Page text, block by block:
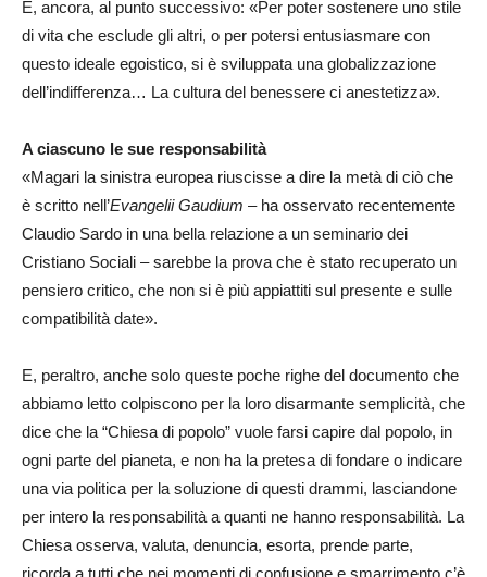
E, ancora, al punto successivo: «Per poter sostenere uno stile
di vita che esclude gli altri, o per potersi entusiasmare con
questo ideale egoistico, si è sviluppata una globalizzazione
dell’indifferenza… La cultura del benessere ci anestetizza».
A ciascuno le sue responsabilità
«Magari la sinistra europea riuscisse a dire la metà di ciò che
è scritto nell’Evangelii Gaudium – ha osservato recentemente
Claudio Sardo in una bella relazione a un seminario dei
Cristiano Sociali – sarebbe la prova che è stato recuperato un
pensiero critico, che non si è più appiattiti sul presente e sulle
compatibilità date».
E, peraltro, anche solo queste poche righe del documento che
abbiamo letto colpiscono per la loro disarmante semplicità, che
dice che la “Chiesa di popolo” vuole farsi capire dal popolo, in
ogni parte del pianeta, e non ha la pretesa di fondare o indicare
una via politica per la soluzione di questi drammi, lasciandone
per intero la responsabilità a quanti ne hanno responsabilità. La
Chiesa osserva, valuta, denuncia, esorta, prende parte,
ricorda a tutti che nei momenti di confusione e smarrimento c’è